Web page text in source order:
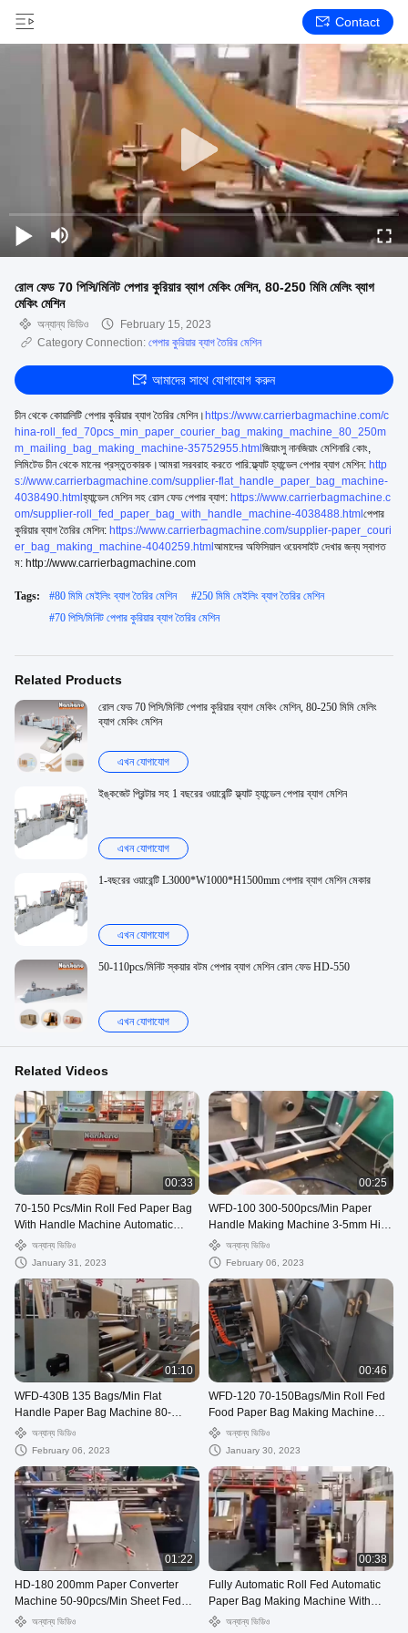
Contact
রোল ফেড 70 পিসি/মিনিট পেপার কুরিয়ার ব্যাগ মেকিং মেশিন, 80-250 মিমি মেলিং ব্যাগ
মেকিং মেশিন
অন্যান্য ভিডিও
February 15, 2023
Category Connection: পেপার কুরিয়ার ব্যাগ তৈরির মেশিন
আমাদের সাথে যোগাযোগ করুন
চীন থেকে কোয়ালিটি পেপার কুরিয়ার ব্যাগ তৈরির মেশিন। https://www.carrierbagmachine.com/c
hina-roll_fed_70pcs_min_paper_courier_bag_making_machine_80_250m
m_mailing_bag_making_machine-35752955.html জিয়াংসু নানজিয়াং মেশিনারি কোং,
লিমিটেড চীন থেকে মানের প্রস্তুতকারক।আমরা সরবরাহ করতে পারি:ফ্ল্যাট হ্যান্ডেল পেপার ব্যাগ মেশিন: http
s://www.carrierbagmachine.com/supplier-flat_handle_paper_bag_machine-
4038490.htmlহ্যান্ডেল মেশিন সহ রোল ফেড পেপার ব্যাগ: https://www.carrierbagmachine.c
om/supplier-roll_fed_paper_bag_with_handle_machine-4038488.html পেপার
কুরিয়ার ব্যাগ তৈরির মেশিন: https://www.carrierbagmachine.com/supplier-paper_couri
er_bag_making_machine-4040259.html আমাদের অফিসিয়াল ওয়েবসাইট দেখার জন্য স্বাগত
ম: http://www.carrierbagmachine.com
Tags: #80 মিমি মেইলিং ব্যাগ তৈরির মেশিন #250 মিমি মেইলিং ব্যাগ তৈরির মেশিন
#70 পিসি/মিনিট পেপার কুরিয়ার ব্যাগ তৈরির মেশিন
Related Products
রোল ফেড 70 পিসি/মিনিট পেপার কুরিয়ার ব্যাগ মেকিং মেশিন, 80-250 মিমি মেলিং
ব্যাগ মেকিং মেশিন
এখন যোগাযোগ
ইঙ্কজেট প্রিন্টার সহ 1 বছরের ওয়ারেন্টি ফ্ল্যাট হ্যান্ডেল পেপার ব্যাগ মেশিন
এখন যোগাযোগ
1-বছরের ওয়ারেন্টি L3000*W1000*H1500mm পেপার ব্যাগ মেশিন মেকার
এখন যোগাযোগ
50-110pcs/মিনিট স্কয়ার বটম পেপার ব্যাগ মেশিন রোল ফেড HD-550
এখন যোগাযোগ
Related Videos
00:33
70-150 Pcs/Min Roll Fed Paper Bag
With Handle Machine Automatic
WFD-330
অন্যান্য ভিডিও
January 31, 2023
00:25
WFD-100 300-500pcs/Min Paper
Handle Making Machine 3-5mm High
Speedঅন্যান্য ভিডিও
February 06, 2023
01:10
WFD-430B 135 Bags/Min Flat
Handle Paper Bag Machine 80-
200mm Roll Fed Square Bottom
অন্যান্য ভিডিও
February 06, 2023
00:46
WFD-120 70-150Bags/Min Roll Fed
Food Paper Bag Making Machine
Twisted Handle Fully Automatic
অন্যান্য ভিডিও
January 30, 2023
01:22
HD-180 200mm Paper Converter
Machine 50-90pcs/Min Sheet Fed
Square Bottom Paper Bag Machine
অন্যান্য ভিডিও
00:38
Fully Automatic Roll Fed Automatic
Paper Bag Making Machine With
Twisted Handles 50-110Bags/Min
অন্যান্য ভিডিও